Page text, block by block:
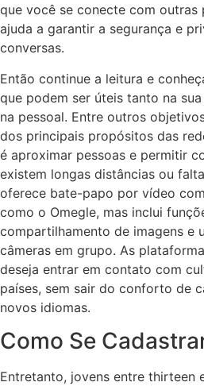
que você se conecte com outras
ajuda a garantir a segurança e
conversas.
Então continue a leitura e
que podem ser úteis tanto na
na pessoal. Entre outros
dos principais propósitos das
é aproximar pessoas e permitir
existem longas distâncias ou
oferece bate-papo por vídeo
como o Omegle, mas inclui
compartilhamento de imagens e
câmeras em grupo. As
deseja entrar em contato com
países, sem sair do conforto de
novos idiomas.
Como Se
Entretanto, jovens entre thirteen